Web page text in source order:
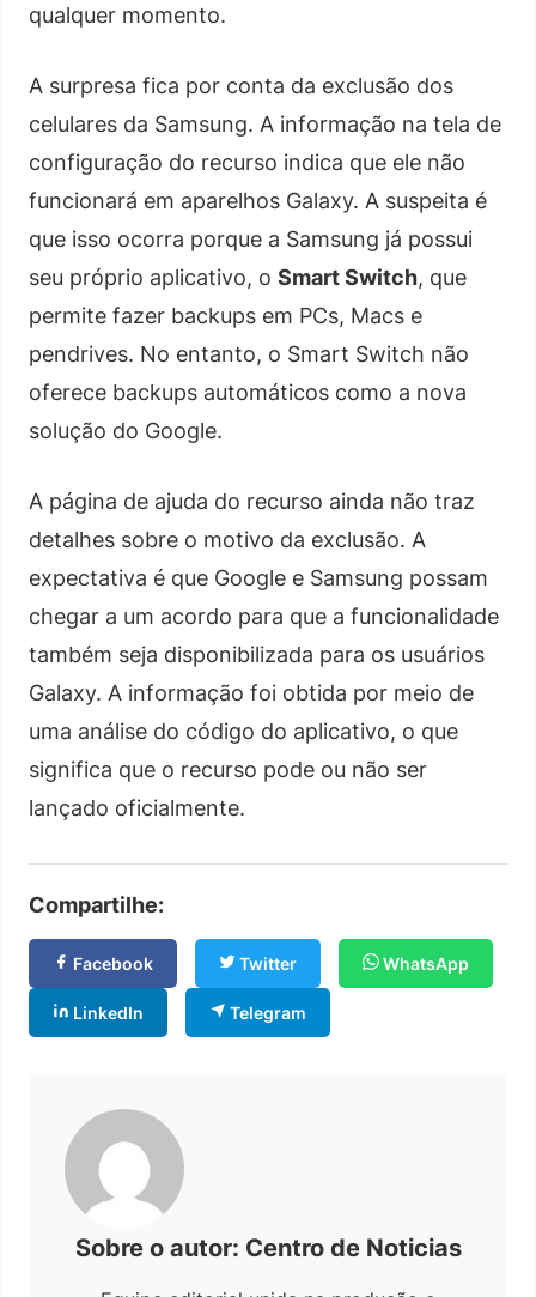
qualquer momento.
A surpresa fica por conta da exclusão dos
celulares da Samsung. A informação na tela de
configuração do recurso indica que ele não
funcionará em aparelhos Galaxy. A suspeita é
que isso ocorra porque a Samsung já possui
seu próprio aplicativo, o Smart Switch, que
permite fazer backups em PCs, Macs e
pendrives. No entanto, o Smart Switch não
oferece backups automáticos como a nova
solução do Google.
A página de ajuda do recurso ainda não traz
detalhes sobre o motivo da exclusão. A
expectativa é que Google e Samsung possam
chegar a um acordo para que a funcionalidade
também seja disponibilizada para os usuários
Galaxy. A informação foi obtida por meio de
uma análise do código do aplicativo, o que
significa que o recurso pode ou não ser
lançado oficialmente.
Compartilhe:
Facebook Twitter WhatsApp
LinkedIn Telegram
Sobre o autor: Centro de Noticias